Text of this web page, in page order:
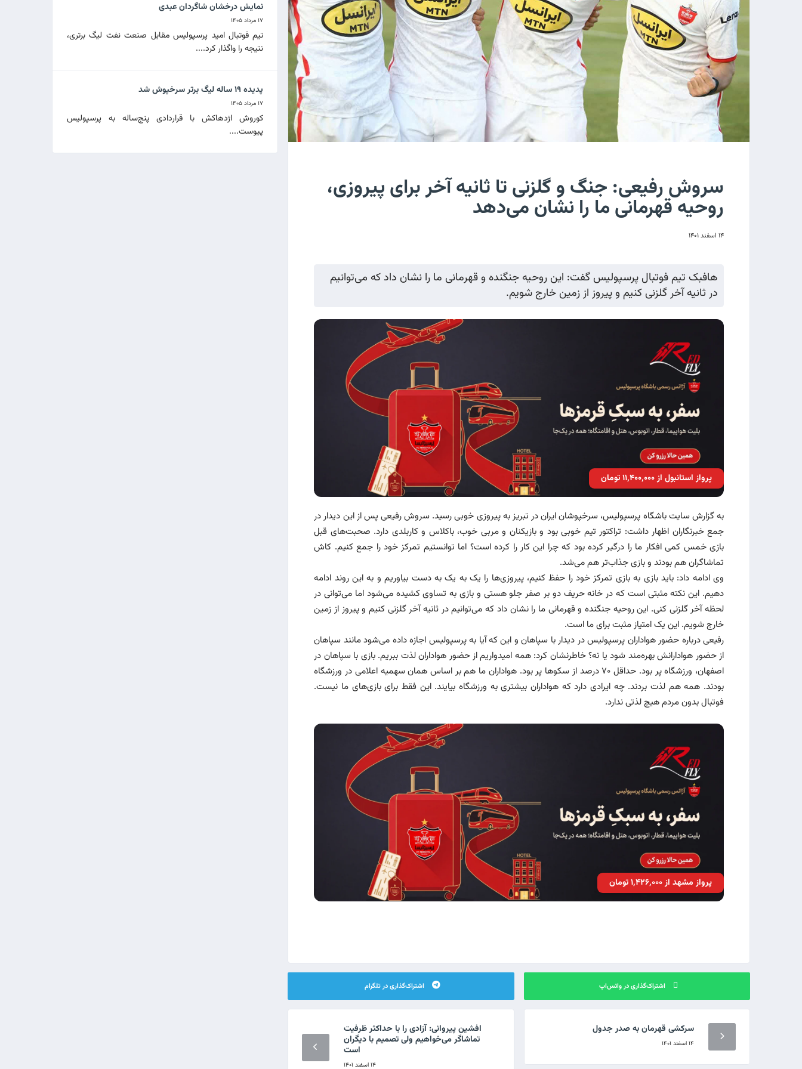
سروش رفیعی: جنگ و گلزنی تا ثانیه آخر برای پیروزی،
روحیه قهرمانی ما را نشان می‌دهد
۱۴ اسفند ۱۴۰۱
هافبک تیم فوتبال پرسپولیس گفت: این روحیه جنگنده و قهرمانی ما را نشان داد که می‌توانیم
در ثانیه آخر گلزنی کنیم و پیروز از زمین خارج شویم.
پرواز استانبول از ۱۱٬۴۰۰٬۰۰۰ تومان
به گزارش سایت باشگاه پرسپولیس، سرخپوشان ایران در تبریز به پیروزی خوبی رسید. سروش رفیعی پس از این دیدار در
جمع خبرنگاران اظهار داشت: تراکتور تیم خوبی بود و بازیکنان و مربی خوب، باکلاس و کاربلدی دارد. صحبت‌های قبل
بازی خمس کمی افکار ما را درگیر کرده بود که چرا این کار را کرده است؟ اما توانستیم تمرکز خود را جمع کنیم. کاش
تماشاگران هم بودند و بازی جذاب‌تر هم می‌شد.
وی ادامه داد: باید بازی به بازی تمرکز خود را حفظ کنیم، پیروزی‌ها را یک به یک به دست بیاوریم و به این روند ادامه
دهیم. این نکته مثبتی است که در خانه حریف دو بر صفر جلو هستی و بازی به تساوی کشیده می‌شود اما می‌توانی در
لحظه آخر گلزنی کنی. این روحیه جنگنده و قهرمانی ما را نشان داد که می‌توانیم در ثانیه آخر گلزنی کنیم و پیروز از زمین
خارج شویم. این یک امتیاز مثبت برای ما است.
رفیعی درباره حضور هواداران پرسپولیس در دیدار با سپاهان و این که آیا به پرسپولیس اجازه داده می‌شود مانند سپاهان
از حضور هوادارانش بهره‌مند شود یا نه؟ خاطرنشان کرد: همه امیدواریم از حضور هواداران لذت ببریم. بازی با سپاهان در
اصفهان، ورزشگاه پر بود. حداقل ۷۰ درصد از سکوها پر بود. هواداران ما هم بر اساس همان سهمیه اعلامی در ورزشگاه
بودند. همه هم لذت بردند. چه ایرادی دارد که هواداران بیشتری به ورزشگاه بیایند. این فقط برای بازی‌های ما نیست.
فوتبال بدون مردم هیچ لذتی ندارد.
پرواز مشهد از ۱٬۴۲۶٬۰۰۰ تومان
اشتراک‌گذاری در واتس‌اپ اشتراک‌گذاری در تلگرام
سرکشی قهرمان به صدر جدول
۱۴ اسفند ۱۴۰۱
افشین پیروانی: آزادی را با حداکثر ظرفیت
تماشاگر می‌خواهیم ولی تصمیم با دیگران
است
۱۴ اسفند ۱۴۰۱
نمایش درخشان شاگردان عبدی
۱۷ مرداد ۱۴۰۵
تیم فوتبال امید پرسپولیس مقابل صنعت نفت لیگ برتری،
نتیجه را واگذار کرد....
پدیده ۱۹ ساله لیگ برتر سرخپوش شد
۱۷ مرداد ۱۴۰۵
کوروش اژدهاکش با قراردادی پنج‌ساله به پرسپولیس
پیوست....